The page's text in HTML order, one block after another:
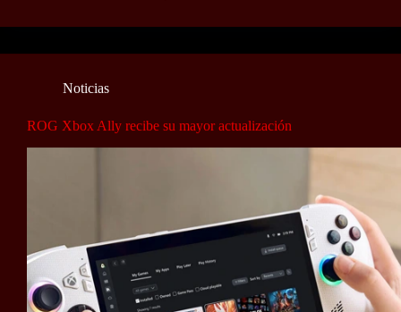
Noticias
ROG Xbox Ally recibe su mayor actualización